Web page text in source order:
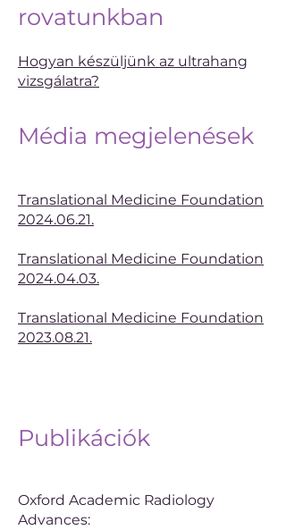
rovatunkban
Hogyan készüljünk az ultrahang
vizsgálatra?
Média megjelenések
Translational Medicine Foundation
2024.06.21.
Translational Medicine Foundation
2024.04.03.
Translational Medicine Foundation
2023.08.21.
Publikációk
Oxford Academic Radiology
Advances: